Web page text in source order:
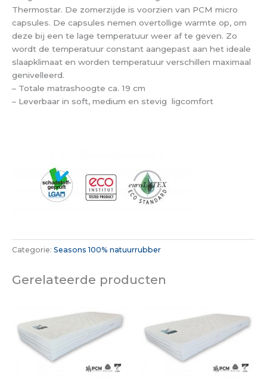
Thermostar. De zomerzijde is voorzien van PCM micro
capsules. De capsules nemen overtollige warmte op, om
deze bij een te lage temperatuur weer af te geven. Zo
wordt de temperatuur constant aangepast aan het ideale
slaapklimaat en worden temperatuur verschillen maximaal
genivelleerd.
– Totale matrashoogte ca. 19 cm
– Leverbaar in soft, medium en stevig ligcomfort
Categorie: Seasons 100% natuurrubber
Gerelateerde producten